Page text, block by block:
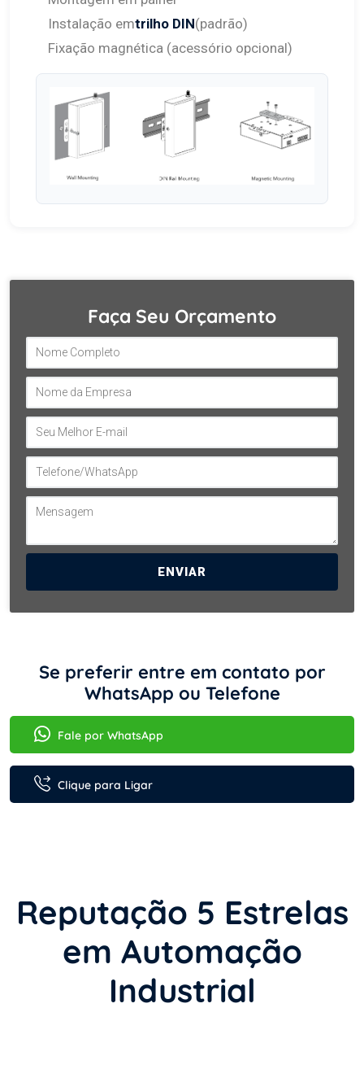
Instalação emtrilho DIN(padrão)
Fixação magnética (acessório opcional)
Faça Seu Orçamento
ENVIAR
Se preferir entre em contato por
WhatsApp ou Telefone
Fale por WhatsApp
Clique para Ligar
Reputação 5 Estrelas
em Automação
Industrial